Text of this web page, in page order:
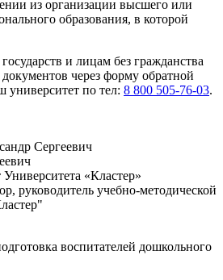
из организации высшего или
образования, в которой
и лицам без гражданства
через форму обратной
университет по тел: 8 800 505-76-03.
«Кластер»
руководитель учебно-методической
воспитателей дошкольного